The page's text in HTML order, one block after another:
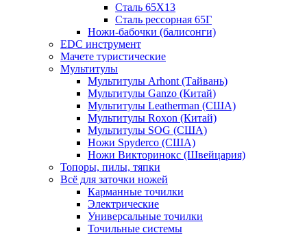
Сталь 65Х13
Сталь рессорная 65Г
Ножи-бабочки (балисонги)
EDC инструмент
Мачете туристические
Мультитулы
Мультитулы Arhont (Тайвань)
Мультитулы Ganzo (Китай)
Мультитулы Leatherman (США)
Мультитулы Roxon (Китай)
Мультитулы SOG (США)
Ножи Spyderco (США)
Ножи Викторинокс (Швейцария)
Топоры, пилы, тяпки
Всё для заточки ножей
Карманные точилки
Электрические
Универсальные точилки
Точильные системы